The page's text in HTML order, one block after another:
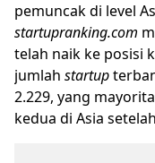
pemuncak di level
startupranking.com
telah naik ke posisi
jumlah startup
2.229, yang
kedua di Asia